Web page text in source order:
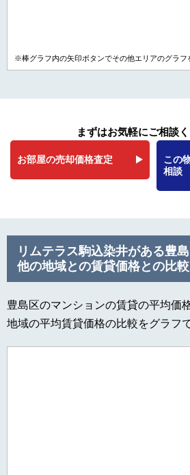
※棒グラフ内の矢印ボタンでその他エリアのグラフ
まずはお気軽にご相談く
お部屋の売却価格査定
この
相談
リムテラス駒込染井がある豊
他の地域との賃貸価格との比較
豊島区のマンションの賃貸の平均価
地域の平均賃貸価格の比較をグラフ